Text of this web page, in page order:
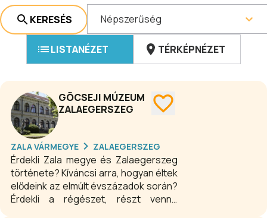
KERESÉS Népszerűség
LISTANÉZET TÉRKÉPNÉZET
GÖCSEJI MÚZEUM
ZALAEGERSZEG
ZALA VÁRMEGYE ZALAEGERSZEG
Érdekli Zala megye és Zalaegerszeg
története? Kíváncsi arra, hogyan éltek
elődeink az elmúlt évszázadok során?
Érdekli a régészet, részt venne